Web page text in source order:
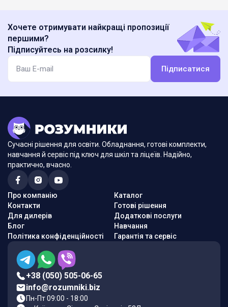
Хочете отримувати найкращі пропозиції
першими?
Підписуйтесь на розсилку!
Підписатися
Сучасні рішення для освіти. Обладнання, готові комплекти,
навчання й сервіс під ключ для шкіл та ліцеїв. Надійно,
практично, вчасно.
Про компанію
Контакти
Для дилерів
Блог
Політика конфіденційності
Каталог
Готові рішення
Додаткові послуги
Навчання
Гарантія та сервіс
+38 (050) 505-06-65
info@rozumniki.biz
Пн-Пт 09:00 - 18:00